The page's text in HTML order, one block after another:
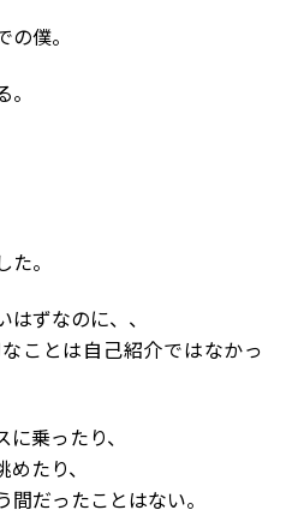
僕。
。
ずなのに、、
ことは自己紹介ではなかっ
乗ったり、
たり、
だったことはない。